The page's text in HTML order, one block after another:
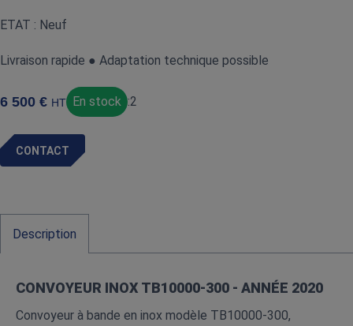
ETAT : Neuf
Livraison rapide ● Adaptation technique possible
6 500 € HT En stock :2
CONTACT
Description
CONVOYEUR INOX TB10000-300 - ANNÉE 2020
Convoyeur à bande en inox modèle TB10000‑300,